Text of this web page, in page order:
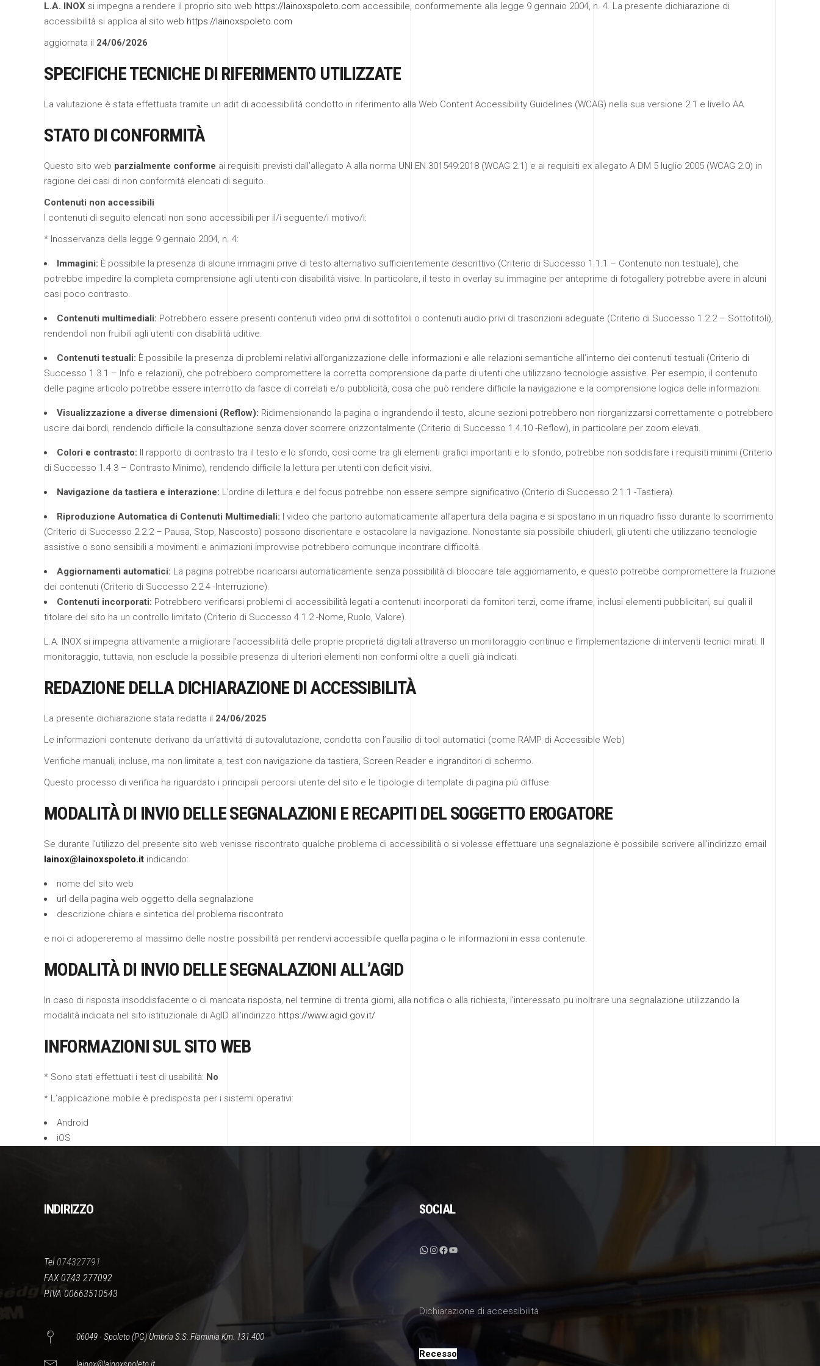
L.A. INOX si impegna a rendere il proprio sito web https://lainoxspoleto.com accessibile, conformemente alla legge 9 gennaio 2004, n. 4. La presente dichiarazione di
accessibilità si applica al sito web https://lainoxspoleto.com
aggiornata il 24/06/2026
SPECIFICHE TECNICHE DI RIFERIMENTO UTILIZZATE
La valutazione è stata effettuata tramite un adit di accessibilità condotto in riferimento alla Web Content Accessibility Guidelines (WCAG) nella sua versione 2.1 e livello AA.
STATO DI CONFORMITÀ
Questo sito web parzialmente conforme ai requisiti previsti dall’allegato A alla norma UNI EN 301549:2018 (WCAG 2.1) e ai requisiti ex allegato A DM 5 luglio 2005 (WCAG 2.0) in
ragione dei casi di non conformità elencati di seguito.
Contenuti non accessibili
I contenuti di seguito elencati non sono accessibili per il/i seguente/i motivo/i:
* Inosservanza della legge 9 gennaio 2004, n. 4:
Immagini: È possibile la presenza di alcune immagini prive di testo alternativo sufficientemente descrittivo (Criterio di Successo 1.1.1 – Contenuto non testuale), che
potrebbe impedire la completa comprensione agli utenti con disabilità visive. In particolare, il testo in overlay su immagine per anteprime di fotogallery potrebbe avere in alcuni
casi poco contrasto.
Contenuti multimediali: Potrebbero essere presenti contenuti video privi di sottotitoli o contenuti audio privi di trascrizioni adeguate (Criterio di Successo 1.2.2 – Sottotitoli),
rendendoli non fruibili agli utenti con disabilità uditive.
Contenuti testuali: È possibile la presenza di problemi relativi all’organizzazione delle informazioni e alle relazioni semantiche all’interno dei contenuti testuali (Criterio di
Successo 1.3.1 – Info e relazioni), che potrebbero compromettere la corretta comprensione da parte di utenti che utilizzano tecnologie assistive. Per esempio, il contenuto
delle pagine articolo potrebbe essere interrotto da fasce di correlati e/o pubblicità, cosa che può rendere difficile la navigazione e la comprensione logica delle informazioni.
Visualizzazione a diverse dimensioni (Reflow): Ridimensionando la pagina o ingrandendo il testo, alcune sezioni potrebbero non riorganizzarsi correttamente o potrebbero
uscire dai bordi, rendendo difficile la consultazione senza dover scorrere orizzontalmente (Criterio di Successo 1.4.10 -Reflow), in particolare per zoom elevati.
Colori e contrasto: Il rapporto di contrasto tra il testo e lo sfondo, così come tra gli elementi grafici importanti e lo sfondo, potrebbe non soddisfare i requisiti minimi (Criterio
di Successo 1.4.3 – Contrasto Minimo), rendendo difficile la lettura per utenti con deficit visivi.
Navigazione da tastiera e interazione: L’ordine di lettura e del focus potrebbe non essere sempre significativo (Criterio di Successo 2.1.1 -Tastiera).
Riproduzione Automatica di Contenuti Multimediali: I video che partono automaticamente all’apertura della pagina e si spostano in un riquadro fisso durante lo scorrimento
(Criterio di Successo 2.2.2 – Pausa, Stop, Nascosto) possono disorientare e ostacolare la navigazione. Nonostante sia possibile chiuderli, gli utenti che utilizzano tecnologie
assistive o sono sensibili a movimenti e animazioni improvvise potrebbero comunque incontrare difficoltà.
Aggiornamenti automatici: La pagina potrebbe ricaricarsi automaticamente senza possibilità di bloccare tale aggiornamento, e questo potrebbe compromettere la fruizione
dei contenuti (Criterio di Successo 2.2.4 -Interruzione).
Contenuti incorporati: Potrebbero verificarsi problemi di accessibilità legati a contenuti incorporati da fornitori terzi, come iframe, inclusi elementi pubblicitari, sui quali il
titolare del sito ha un controllo limitato (Criterio di Successo 4.1.2 -Nome, Ruolo, Valore).
L.A. INOX si impegna attivamente a migliorare l’accessibilità delle proprie proprietà digitali attraverso un monitoraggio continuo e l’implementazione di interventi tecnici mirati. Il
monitoraggio, tuttavia, non esclude la possibile presenza di ulteriori elementi non conformi oltre a quelli già indicati.
REDAZIONE DELLA DICHIARAZIONE DI ACCESSIBILITÀ
La presente dichiarazione stata redatta il 24/06/2025
Le informazioni contenute derivano da un’attività di autovalutazione, condotta con l’ausilio di tool automatici (come RAMP di Accessible Web)
Verifiche manuali, incluse, ma non limitate a, test con navigazione da tastiera, Screen Reader e ingranditori di schermo.
Questo processo di verifica ha riguardato i principali percorsi utente del sito e le tipologie di template di pagina più diffuse.
MODALITÀ DI INVIO DELLE SEGNALAZIONI E RECAPITI DEL SOGGETTO EROGATORE
Se durante l’utilizzo del presente sito web venisse riscontrato qualche problema di accessibilità o si volesse effettuare una segnalazione è possibile scrivere all’indirizzo email
ti.otelopsxonial
@xonial indicando:
nome del sito web
url della pagina web oggetto della segnalazione
descrizione chiara e sintetica del problema riscontrato
e noi ci adopereremo al massimo delle nostre possibilità per rendervi accessibile quella pagina o le informazioni in essa contenute.
MODALITÀ DI INVIO DELLE SEGNALAZIONI ALL’AGID
In caso di risposta insoddisfacente o di mancata risposta, nel termine di trenta giorni, alla notifica o alla richiesta, l’interessato pu inoltrare una segnalazione utilizzando la
modalità indicata nel sito istituzionale di AgID all’indirizzo https://www.agid.gov.it/
INFORMAZIONI SUL SITO WEB
* Sono stati effettuati i test di usabilità: No
* L’applicazione mobile è predisposta per i sistemi operativi:
Android
iOS
INDIRIZZO
Tel074327791
FAX 0743 277092
P.IVA 00663510543
06049 - Spoleto (PG) Umbria S.S. Flaminia Km. 131.400
SOCIAL
WhatsApp
Instagram
Facebook
YouTube
Dichiarazione di accessibilità
Recesso